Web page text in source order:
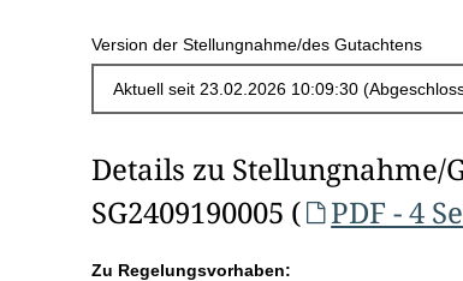
Version der Stellungnahme/des Gutachtens
Details zu Stellungnahme/
SG2409190005 (
PDF - 4
Zu Regelungsvorhaben: